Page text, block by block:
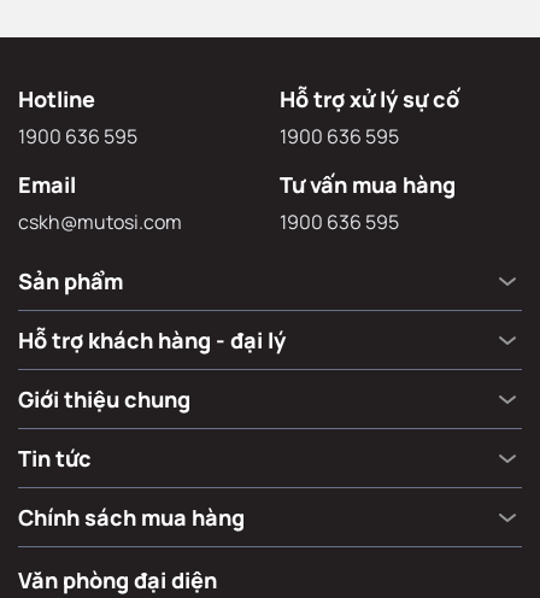
Hotline
1900 636 595
Hỗ trợ xử lý sự cố
1900 636 595
Email
cskh@mutosi.com